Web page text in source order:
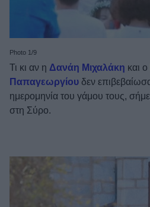
Photo 1/9
Τι κι αν η Δανάη Μιχαλάκη και ο
Παπαγεωργίου δεν
ημερομηνία του γάμου τους,
στη Σύρο.